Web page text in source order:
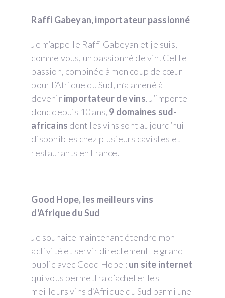
Raffi Gabeyan, importateur passionné
Je m’appelle Raffi Gabeyan et je suis,
comme vous, un passionné de vin. Cette
passion, combinée à mon coup de cœur
pour l’Afrique du Sud, m’a amené à
devenir importateur de vins. J’importe
donc depuis 10 ans, 9 domaines sud-
africains dont les vins sont aujourd’hui
disponibles chez plusieurs cavistes et
restaurants en France.
Good Hope, les meilleurs vins
d'Afrique du Sud
Je souhaite maintenant étendre mon
activité et servir directement le grand
public avec Good Hope : un site internet
qui vous permettra d’acheter les
meilleurs vins d’Afrique du Sud parmi une